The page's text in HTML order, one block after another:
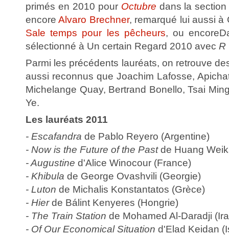
primés en 2010 pour Octubre dans la
encoreAlvaro Brechner, remarqué lui aussi
Sale temps pour les pêcheurs, ou
sélectionné à Un certain Regard 2010 avec R
Parmi les précédents lauréats, on retrouve
aussi reconnus que Joachim Lafosse,
Michelange Quay, Bertrand Bonello, Tsai
Ye.
Les lauréats 2011
- Escafandra de Pablo Reyero (Argentine)
- Now is the Future of the Pastde Huang
- Augustine d'Alice Winocour (France)
- Khibula de George Ovashvili (Georgie)
- Luton de Michalis Konstantatos (Grèce)
- Hierde Bálint Kenyeres (Hongrie)
- The Train Station de Mohamed Al-Daradji
- Of Our Economical Situation d'Elad Keidan